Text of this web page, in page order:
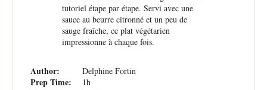
Author: Delphine Fortin
Prep Time: 1h